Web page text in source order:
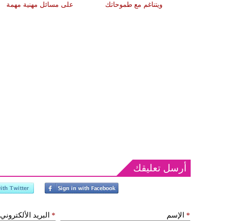
على مسائل مهنية مهمة
ويتناغم مع طموحاتك
أرسل تعليقك
الإسم * البريد الألكتروني *